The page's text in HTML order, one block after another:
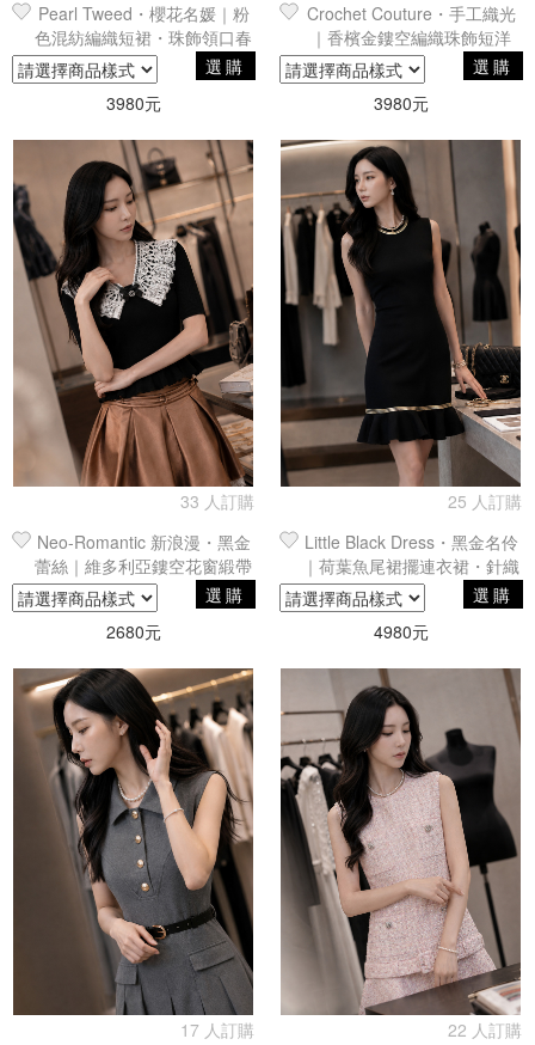
Pearl Tweed・櫻花名媛｜粉
色混紡編織短裙・珠飾領口春
夏小香風花朵釦斜紋 Tweed
連身裙
選購
3980元
Crochet Couture・手工織光
｜香檳金鏤空編織珠飾短洋
裝・流蘇裙襬春夏高級女裝禮
服
選購
3980元
33 人訂購
Neo-Romantic 新浪漫・黑金
蕾絲｜維多利亞鏤空花窗緞帶
撞色荷葉邊短袖上衣選購
2680元
25 人訂購
Little Black Dress・黑金名伶
｜荷葉魚尾裙擺連衣裙・針織
貼身剪裁黑金撞色膝上禮服穿
搭
選購
4980元
17 人訂購
22 人訂購